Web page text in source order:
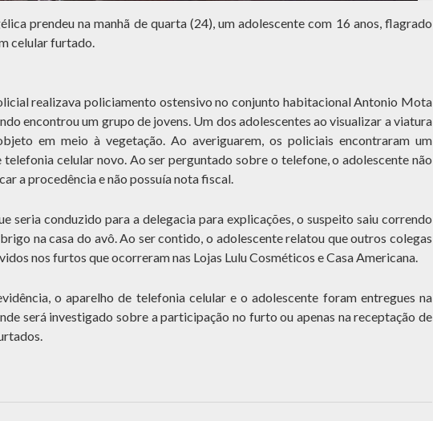
prendeu na manhã de quarta (24), um adolescente com 16 anos, flagrado
celular furtado.
realizava policiamento ostensivo no conjunto habitacional Antonio Mota
encontrou um grupo de jovens. Um dos adolescentes ao visualizar a viatura
em meio à vegetação. Ao averiguarem, os policiais encontraram um
telefonia celular novo. Ao ser perguntado sobre o telefone, o adolescente não
a procedência e não possuía nota fiscal.
seria conduzido para a delegacia para explicações, o suspeito saiu correndo
na casa do avô. Ao ser contido, o adolescente relatou que outros colegas
nos furtos que ocorreram nas Lojas Lulu Cosméticos e Casa Americana.
o aparelho de telefonia celular e o adolescente foram entregues na
será investigado sobre a participação no furto ou apenas na receptação de